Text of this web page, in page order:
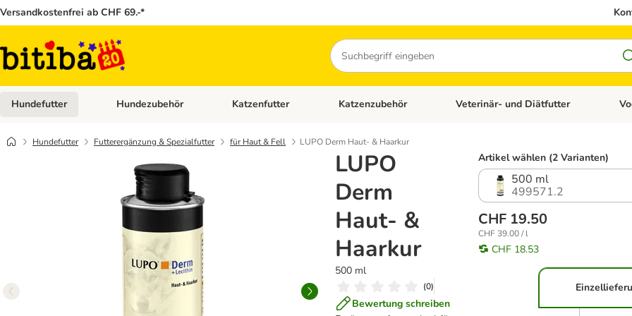
Versandkostenfrei ab CHF 69.-*
Suchen
Hundefutter Kategorie-Menü öffnen: Hundefutter
Hundezubehör Kategorie-Menü öffnen: Hundezubehör
Katzenfutter Kategorie-Menü öffnen: Katzenfutter
Katzenzubehör Kategorie-Menü öffnen: Katzenzubehör
Veterinär- und Diätfutter
Hundefutter Futterergänzung & Spezialfutter für Haut & Fell LUPO Derm Haut- & Haarkur
LUPO
Derm
Haut- &
Haarkur
500 ml
(0)
Bewertung schreiben
Artikel wählen (2 Varianten)
500 ml
499571.2
CHF 19.50
CHF 39.00 / l
CHF 18.53